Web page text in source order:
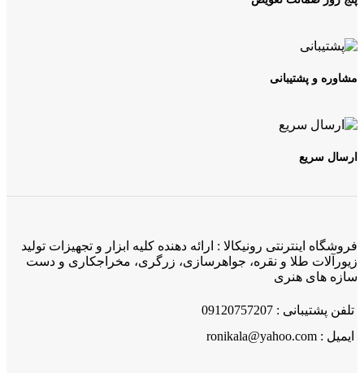
مشاوره و پشتیبانی
ارسال سریع
فروشگاه اینترنتی رونیکالا : ارائه دهنده کلیه ابزار و تجهیزات تولید
زیورآلات طلا و نقره، جواهرسازی، زرگری، مخراجکاری و دست
سازه های هنری
تلفن پشتیبانی : 09120757207
ایمیل : ronikala@yahoo.com